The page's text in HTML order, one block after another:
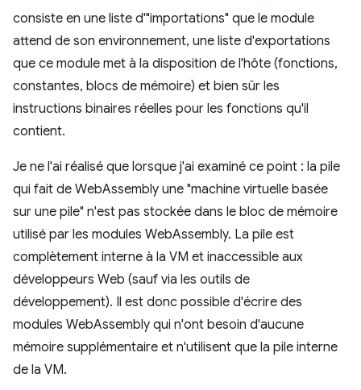
consiste en une liste d'"importations" que le module
attend de son environnement, une liste d'exportations
que ce module met à la disposition de l'hôte (fonctions,
constantes, blocs de mémoire) et bien sûr les
instructions binaires réelles pour les fonctions qu'il
contient.
Je ne l'ai réalisé que lorsque j'ai examiné ce point : la pile
qui fait de WebAssembly une "machine virtuelle basée
sur une pile" n'est pas stockée dans le bloc de mémoire
utilisé par les modules WebAssembly. La pile est
complètement interne à la VM et inaccessible aux
développeurs Web (sauf via les outils de
développement). Il est donc possible d'écrire des
modules WebAssembly qui n'ont besoin d'aucune
mémoire supplémentaire et n'utilisent que la pile interne
de la VM.